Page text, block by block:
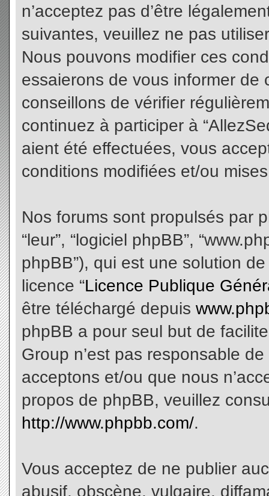
n’acceptez pas d’être
suivantes, veuillez ne pas
Nous pouvons modifier ces
essaierons de vous informer
conseillons de vérifier
continuez à participer à
aient été effectuées, vous
conditions modifiées et/ou
Nos forums sont propulsés par
“leur”, “logiciel phpBB”,
phpBB”), qui est une solution
licence “Licence Publique
être téléchargé depuis
phpBB a pour seul but de
Group n’est pas responsable
acceptons et/ou que nous
propos de phpBB, veuillez
http://www.phpbb.com/.
Vous acceptez de ne publier
abusif, obscène, vulgaire,